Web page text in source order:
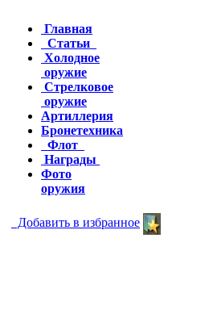
Главная
Статьи
Холодное
оружие
Стрелковое
оружие
Артиллерия
Бронетехника
Флот
Награды
Фото
оружия
Добавить в избранное